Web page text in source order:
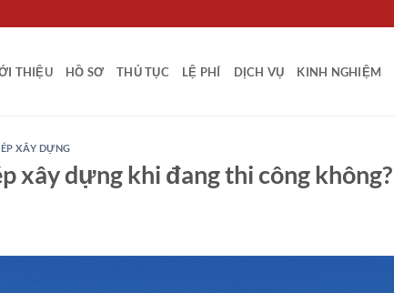
THIỆU HỒ SƠ THỦ TỤC LỆ PHÍ DỊCH VỤ KINH NGHIỆM
XÂY DỰNG
xây dựng khi đang thi công không?